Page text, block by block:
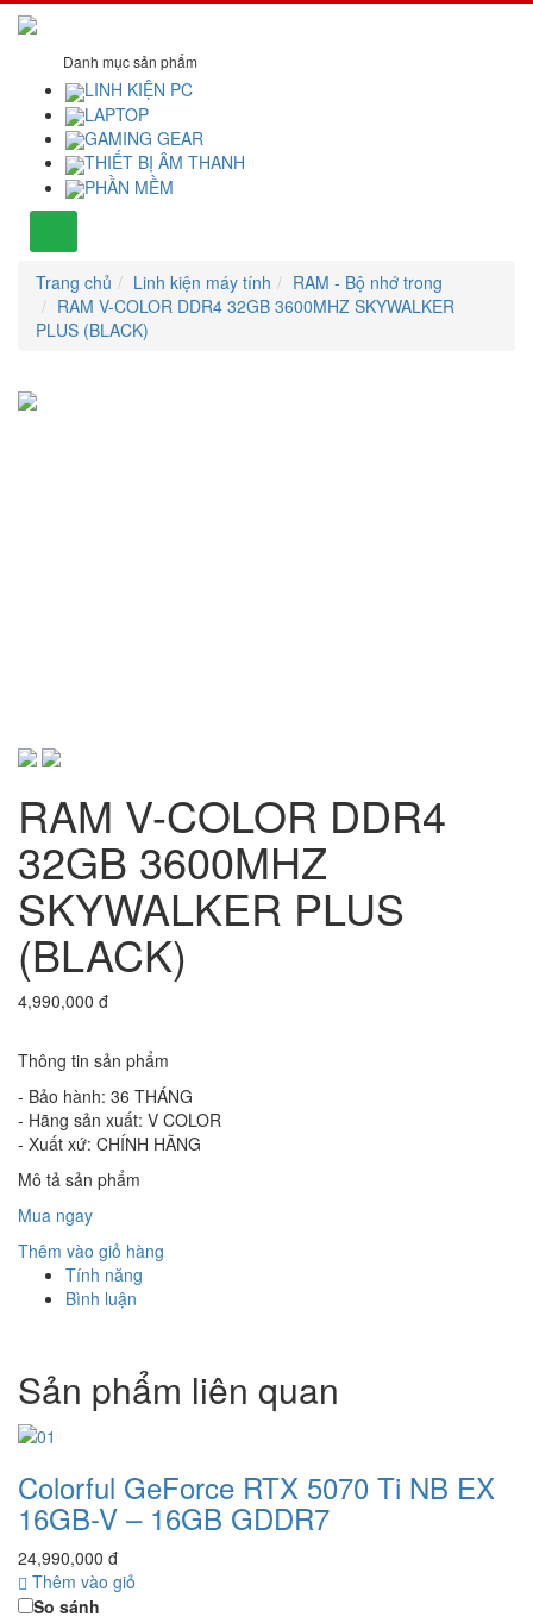
Danh mục sản phẩm
LINH KIỆN PC
LAPTOP
GAMING GEAR
THIẾT BỊ ÂM THANH
PHẦN MỀM
Trang chủ Linh kiện máy tính
RAM - Bộ nhớ trong
RAM V-COLOR DDR4 32GB 3600MHZ SKYWALKER
PLUS (BLACK)
RAM V-COLOR DDR4
32GB 3600MHZ
SKYWALKER PLUS
(BLACK)
4,990,000 đ
Thông tin sản phẩm
- Bảo hành: 36 THÁNG
- Hãng sản xuất: V COLOR
- Xuất xứ: CHÍNH HÃNG
Mô tả sản phẩm
Mua ngay
Thêm vào giỏ hàng
Tính năng
Bình luận
Sản phẩm liên quan
Colorful GeForce RTX 5070 Ti NB EX
16GB-V – 16GB GDDR7
24,990,000 đ
Thêm vào giỏ
So sánh